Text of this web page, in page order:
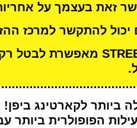
זאת בעצמך על
להתקשר למרכז
ביותר לקארטינג
הפופולרית ביותר